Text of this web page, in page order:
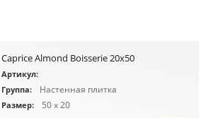
Caprice Almond Boisserie 20x50
Артикул:
Группа:
Настенная плитка
Размер: 50 x 20